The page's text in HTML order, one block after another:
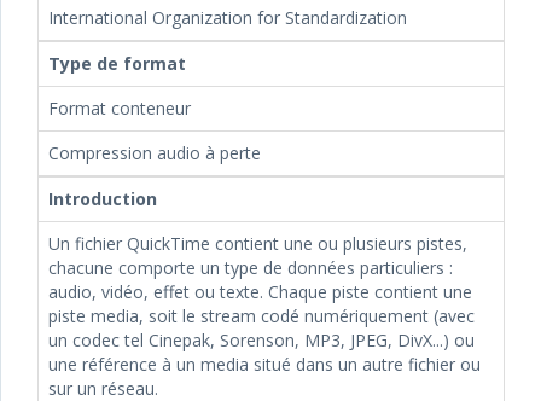
International Organization for Standardization
Type de format
Format conteneur
Compression audio à perte
Introduction
Un fichier QuickTime contient une ou plusieurs pistes,
chacune comporte un type de données particuliers :
audio, vidéo, effet ou texte. Chaque piste contient une
piste media, soit le stream codé numériquement (avec
un codec tel Cinepak, Sorenson, MP3, JPEG, DivX...) ou
une référence à un media situé dans un autre fichier ou
sur un réseau.